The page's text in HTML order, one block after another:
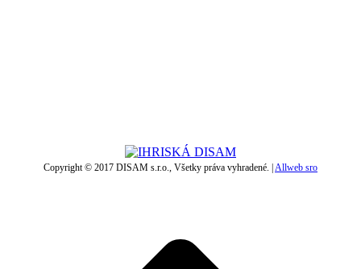
Copyright © 2017 DISAM s.r.o., Všetky práva vyhradené. |Allweb sro